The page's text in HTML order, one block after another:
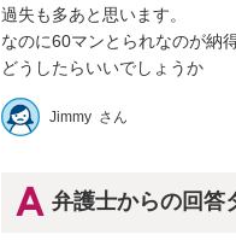
過失も多あと思います。
なのに60マンとられなのが納
どうしたらいいでしょうか
Jimmy さん
弁護士からの回答